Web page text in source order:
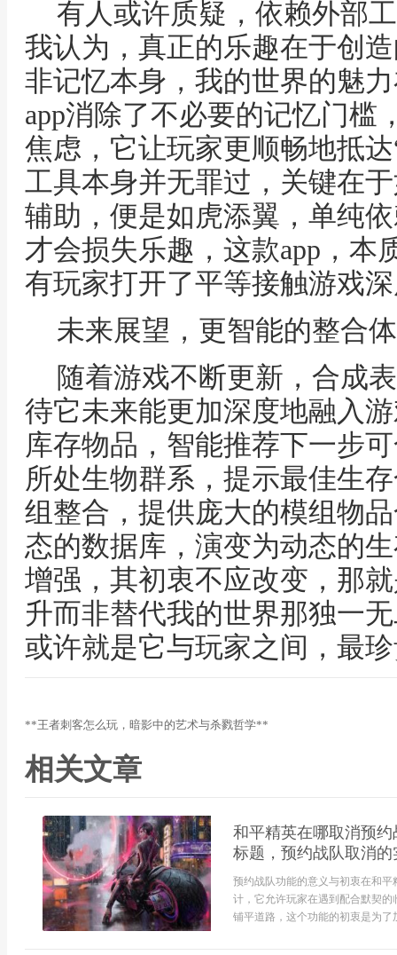
有人或许质疑，依赖外部
我认为，真正的乐趣在于创
非记忆本身，我的世界的魅
app消除了不必要的记忆门槛
焦虑，它让玩家更顺畅地抵
工具本身并无罪过，关键在
辅助，便是如虎添翼，单纯
才会损失乐趣，这款app，本
有玩家打开了平等接触游戏
未来展望，更智能的整合
随着游戏不断更新，合成
待它未来能更加深度地融入
库存物品，智能推荐下一步
所处生物群系，提示最佳生
组整合，提供庞大的模组物
态的数据库，演变为动态的
增强，其初衷不应改变，那
升而非替代我的世界那独一
或许就是它与玩家之间，最
**王者刺客怎么玩，暗影中的艺术与杀戮哲学**
相关文章
和平精英在哪取消预
标题，预约战队取消
预约战队功能的意义与初衷在和
计，它允许玩家在遇到配合默契
铺平道路，这个功能的初衷是为了